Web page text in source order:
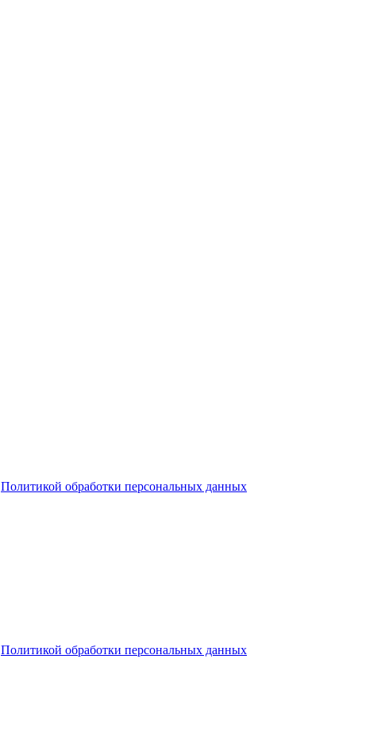
Политикой обработки персональных данных
Политикой обработки персональных данных